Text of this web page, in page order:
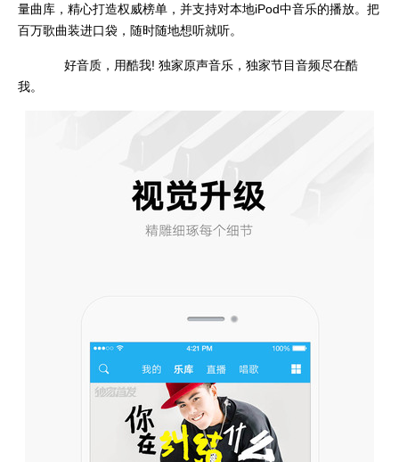
量曲库，精心打造权威榜单，并支持对本地iPod中音乐的播放。把
百万歌曲装进口袋，随时随地想听就听。
好音质，用酷我! 独家原声音乐，独家节目音频尽在酷
我。